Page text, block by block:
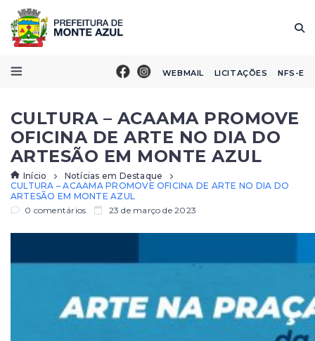
WEBMAIL LICITAÇÕES NFS-E
CULTURA – ACAAMA PROMOVE
OFICINA DE ARTE NO DIA DO
ARTESÃO EM MONTE AZUL
Início
Notícias em Destaque
CULTURA – ACAAMA PROMOVE OFICINA DE ARTE NO DIA DO
ARTESÃO EM MONTE AZUL
0 comentários
23 de março de 2023